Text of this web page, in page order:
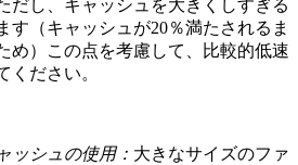
だし、キャッシュを大きくしすぎる
す（キャッシュが20％満たされるま
め）この点を考慮して、比較的低速
ください。
ッシュの使用： 大きなサイズのファ